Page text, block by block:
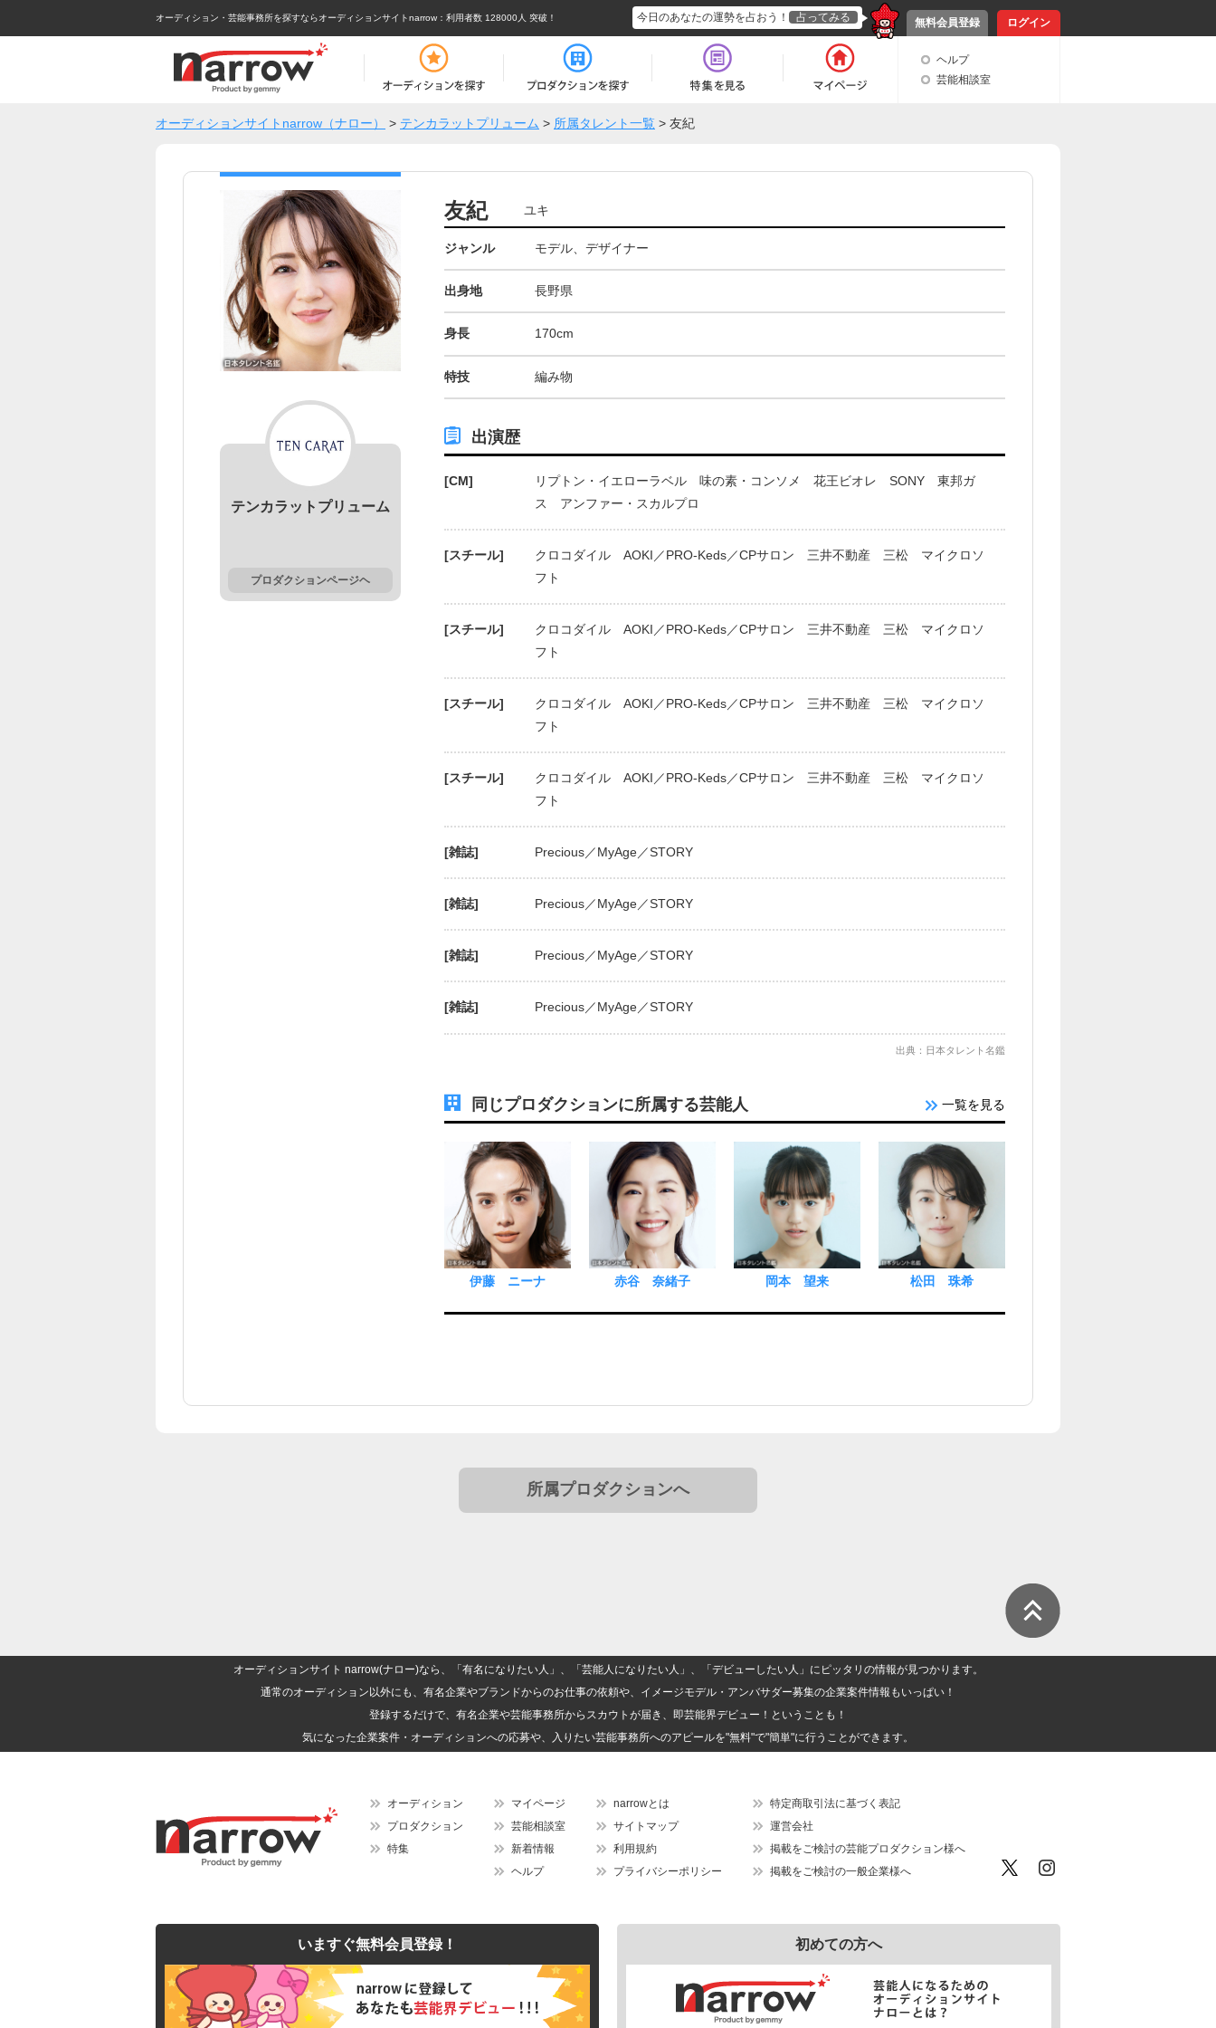
オーディション・芸能事務所を探すならオーディションサイトnarrow ：利用者数 128000人 突破！ 無料会員登録 ログイン
今日のあなたの運勢を占おう！ 占ってみる
ヘルプ
芸能相談室
オーディションサイトnarrow（ナロー） > テンカラットプリューム > 所属タレント一覧 > 友紀
テンカラットプリューム
プロダクションページヘ
友紀 ユキ
ジャンル モデル、デザイナー
出身地 長野県
身長 170cm
特技 編み物
出演歴
[CM]
リプトン・イエローラベル 味の素・コンソメ 花王ビオレ SONY 東邦ガ
ス アンファー・スカルプロ
[スチール]
クロコダイル AOKI／PRO-Keds／CPサロン 三井不動産 三松 マイクロソ
フト
[スチール]
クロコダイル AOKI／PRO-Keds／CPサロン 三井不動産 三松 マイクロソ
フト
[スチール]
クロコダイル AOKI／PRO-Keds／CPサロン 三井不動産 三松 マイクロソ
フト
[スチール]
クロコダイル AOKI／PRO-Keds／CPサロン 三井不動産 三松 マイクロソ
フト
[雑誌] Precious／MyAge／STORY
[雑誌] Precious／MyAge／STORY
[雑誌] Precious／MyAge／STORY
[雑誌] Precious／MyAge／STORY
出典：日本タレント名鑑
同じプロダクションに所属する芸能人 一覧を見る
伊藤 ニーナ 赤谷 奈緒子 岡本 望来 松田 珠希
所属プロダクションへ
オーディションサイト narrow(ナロー)なら、「有名になりたい人」、「芸能人になりたい人」、「デビューしたい人」にピッタリの情報が見つかります。
通常のオーディション以外にも、有名企業やブランドからのお仕事の依頼や、イメージモデル・アンバサダー募集の企業案件情報もいっぱい！
登録するだけで、有名企業や芸能事務所からスカウトが届き、即芸能界デビュー！ということも！
気になった企業案件・オーディションへの応募や、入りたい芸能事務所へのアピールを"無料"で"簡単"に行うことができます。
オーディション
プロダクション
特集
マイページ
芸能相談室
新着情報
ヘルプ
narrowとは
サイトマップ
利用規約
プライバシーポリシー
特定商取引法に基づく表記
運営会社
掲載をご検討の芸能プロダクション様へ
掲載をご検討の一般企業様へ
いますぐ無料会員登録！ 初めての方へ